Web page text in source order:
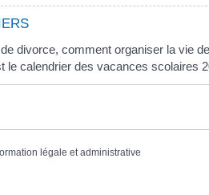
divorce, comment organiser la vie
le calendrier des vacances scolaires
légale et administrative